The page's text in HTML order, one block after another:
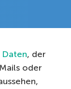
Daten, der
oder